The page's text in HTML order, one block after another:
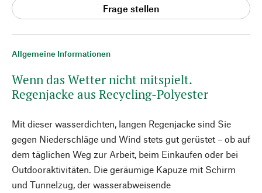
Allgemeine Informationen
Wenn das Wetter nicht mitspielt.
Regenjacke aus Recycling-Polyester
Mit dieser wasserdichten, langen Regenjacke sind Sie
gegen Niederschläge und Wind stets gut gerüstet – ob auf
dem täglichen Weg zur Arbeit, beim Einkaufen oder bei
Outdooraktivitäten. Die geräumige Kapuze mit Schirm
und Tunnelzug, der wasserabweisende
Frage stellen